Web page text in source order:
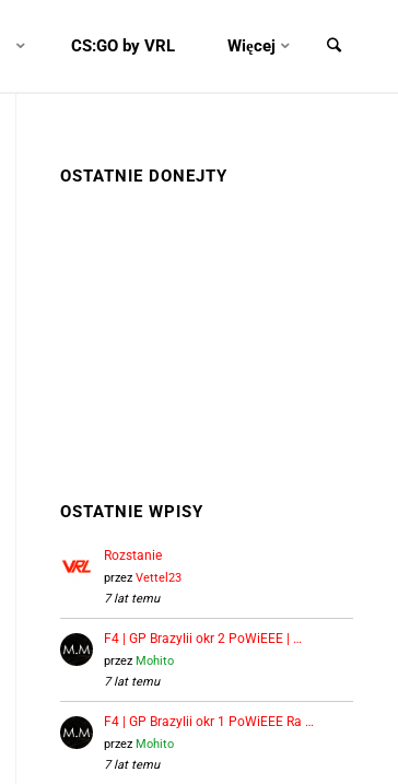
CS:GO by VRL Więcej
OSTATNIE DONEJTY
OSTATNIE WPISY
Rozstanie
przezVettel23
7 lat temu
F4 | GP Brazylii okr 2 PoWiEEE | …
przezMohito
7 lat temu
F4 | GP Brazylii okr 1 PoWiEEE Ra …
przezMohito
7 lat temu